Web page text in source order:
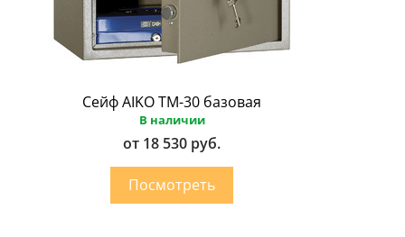
Сейф AIKO ТМ-30 базовая
В наличии
от 18 530 руб.